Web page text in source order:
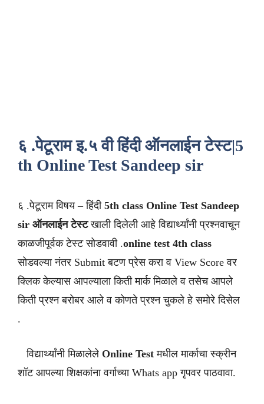
६ .पेटूराम इ.५ वी हिंदी ऑनलाईन टेस्ट|5
th Online Test Sandeep sir
६ .पेटूराम विषय – हिंदी 5th class Online Test Sandeep
sir ऑनलाईन टेस्टखाली दिलेली आहे विद्यार्थ्यांनी प्रश्नवाचून
काळजीपूर्वक टेस्ट सोडवावी .online test 4th class
सोडवल्या नंतर Submit बटण प्रेस करा व View Score वर
क्लिक केल्यास आपल्याला किती मार्क मिळाले व तसेच आपले
किती प्रश्न बरोबर आले व कोणते प्रश्न चुकले हे समोरे दिसेल
.
विद्यार्थ्यांनी मिळालेले Online Test मधील मार्काचा स्क्रीन
शॉट आपल्या शिक्षकांना वर्गाच्या Whats app गृपवर पाठवावा.